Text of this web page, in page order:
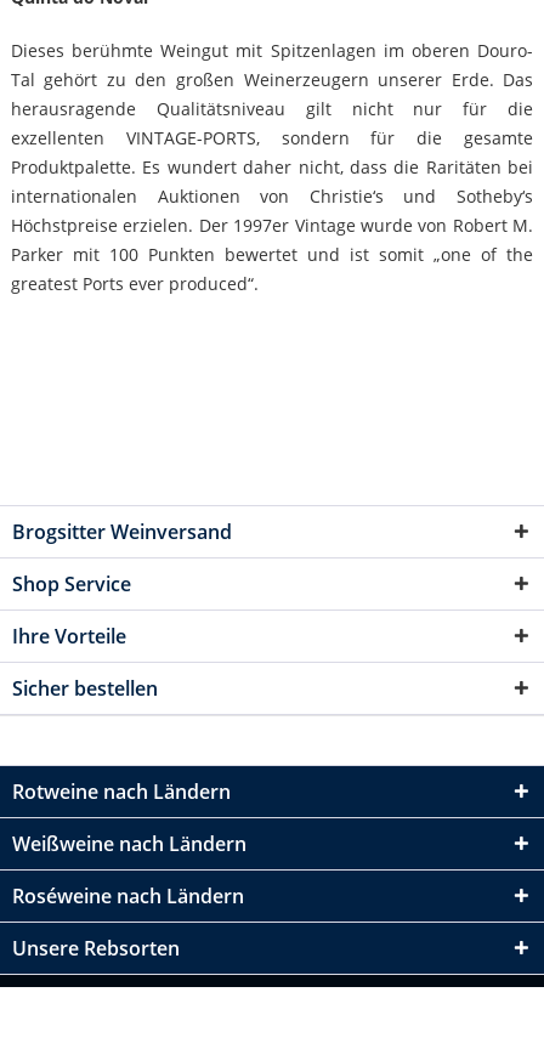
Dieses berühmte Weingut mit Spitzenlagen im oberen Douro-
Tal gehört zu den großen Weinerzeugern unserer Erde. Das
herausragende Qualitätsniveau gilt nicht nur für die
exzellenten VINTAGE-PORTS, sondern für die gesamte
Produktpalette. Es wundert daher nicht, dass die Raritäten bei
internationalen Auktionen von Christie‘s und Sotheby‘s
Höchstpreise erzielen. Der 1997er Vintage wurde von Robert M.
Parker mit 100 Punkten bewertet und ist somit „one of the
greatest Ports ever produced“.
Brogsitter Weinversand
Shop Service
Ihre Vorteile
Sicher bestellen
Rotweine nach Ländern
Weißweine nach Ländern
Roséweine nach Ländern
Unsere Rebsorten